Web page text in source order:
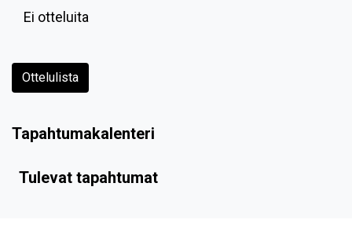
Ei otteluita
Ottelulista
Tapahtumakalenteri
Tulevat tapahtumat